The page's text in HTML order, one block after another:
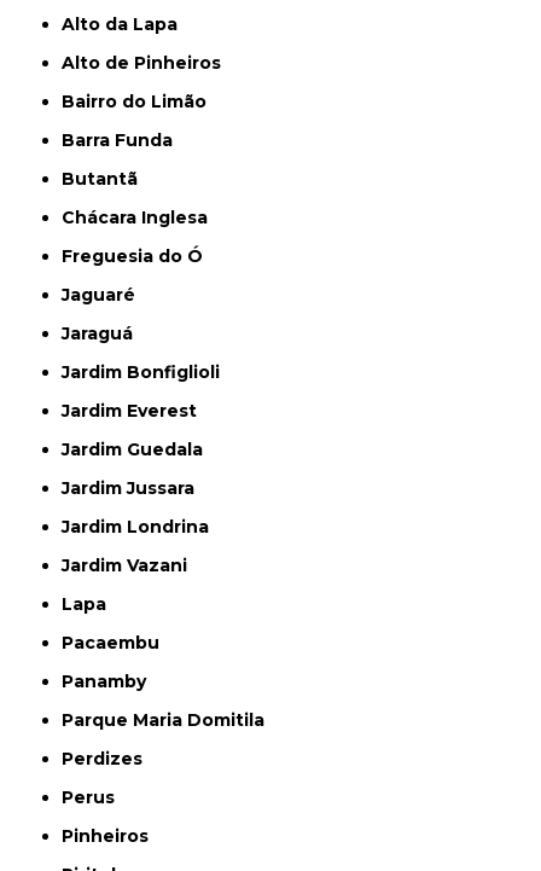
Alto da Lapa
Alto de Pinheiros
Bairro do Limão
Barra Funda
Butantã
Chácara Inglesa
Freguesia do Ó
Jaguaré
Jaraguá
Jardim Bonfiglioli
Jardim Everest
Jardim Guedala
Jardim Jussara
Jardim Londrina
Jardim Vazani
Lapa
Pacaembu
Panamby
Parque Maria Domitila
Perdizes
Perus
Pinheiros